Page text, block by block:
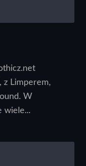
z Limperem,
W
wiele...